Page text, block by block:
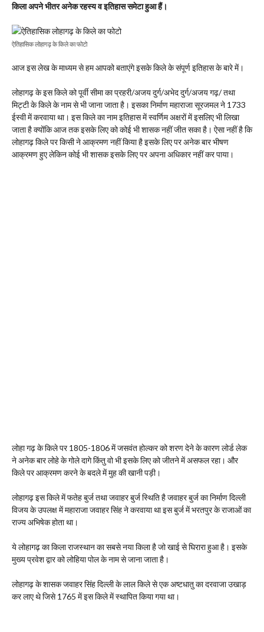
किला अपने भीतर अनेक रहस्य व इतिहास समेटा हुआ हैं।
ऐतिहासिक लोहागढ़ के किले का फोटो
आज इस लेख के माध्यम से हम आपको बताएंगे इसके किले के संपूर्ण इतिहास के बारे में।
लोहागढ़ के इस किले को पूर्वी सीमा का प्रहरी/अजय दुर्ग/अभेद दुर्ग/अजय गढ़/ तथा
मिट्टी के किले के नाम से भी जाना जाता है। इसका निर्माण महाराजा सूरजमल ने 1733
ईस्वी में करवाया था। इस किले का नाम इतिहास में स्वर्णिम अक्षरों में इसलिए भी लिखा
जाता है क्योंकि आज तक इसके लिए को कोई भी शासक नहीं जीत सका है। ऐसा नहीं है कि
लोहागढ़ किले पर किसी ने आक्रमण नहीं किया है इसके लिए पर अनेक बार भीषण
आक्रमण हुए लेकिन कोई भी शासक इसके लिए पर अपना अधिकार नहीं कर पाया।
लोहा गढ़ के किले पर 1805-1806 में जसवंत होल्कर को शरण देने के कारण लोर्ड लेक
ने अनेक बार लोहे के गोले दागे किंतु वो भी इसके लिए को जीतने में असफल रहा। और
किले पर आक्रमण करने के बदले में मुह की खानी पड़ी।
लोहागढ़ इस किले में फतेह बुर्ज तथा जवाहर बुर्ज स्थिति है जवाहर बुर्ज का निर्माण दिल्ली
विजय के उपलक्ष में महाराजा जवाहर सिंह ने करवाया था इस बुर्ज में भरतपुर के राजाओं का
राज्य अभिषेक होता था।
ये लोहागढ़ का किला राजस्थान का सबसे नया किला है जो खाई से घिरारा हुआ है। इसके
मुख्य प्रवेश द्वार को लोहिया पोल के नाम से जाना जाता है।
लोहागढ़ के शासक जवाहर सिंह दिल्ली के लाल किले से एक अष्टधातु का दरवाजा उखाड़
कर लाए थे जिसे 1765 में इस किले में स्थापित किया गया था।